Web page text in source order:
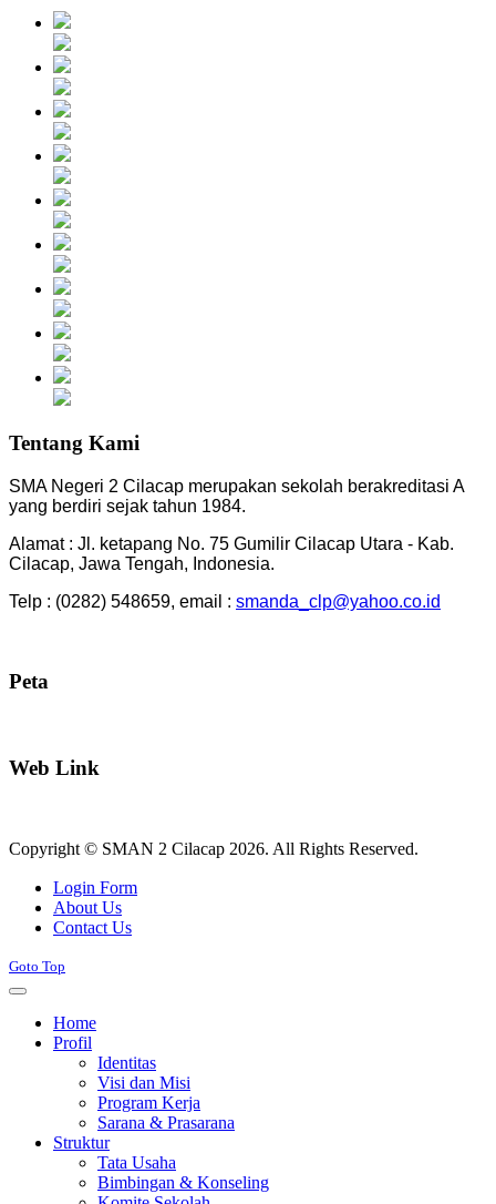
Tentang Kami
SMA Negeri 2 Cilacap merupakan sekolah berakreditasi A
yang berdiri sejak tahun 1984.
Alamat : Jl. ketapang No. 75 Gumilir Cilacap Utara - Kab.
Cilacap, Jawa Tengah, Indonesia.
Telp : (0282) 548659, email : smanda_clp@yahoo.co.id
Peta
Web Link
Copyright © SMAN 2 Cilacap 2026. All Rights Reserved.
Login Form
About Us
Contact Us
Goto Top
Home
Profil
Identitas
Visi dan Misi
Program Kerja
Sarana & Prasarana
Struktur
Tata Usaha
Bimbingan & Konseling